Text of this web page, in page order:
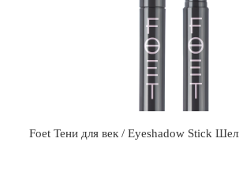
Foet Тени для век / Eyeshadow Stick